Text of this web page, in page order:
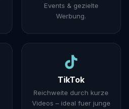
Events & gezielte
Werbung.
TikTok
Reichweite durch kurze
Videos – ideal fuer junge